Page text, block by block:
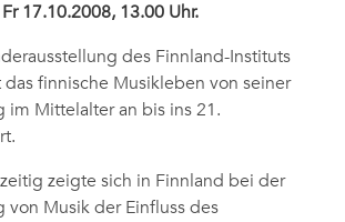
17.10.2008, 13.00 Uhr.
des Finnland-Instituts
finnische Musikleben von seiner
im Mittelalter an bis ins 21.
zeigte sich in Finnland bei der
von Musik der Einfluss des